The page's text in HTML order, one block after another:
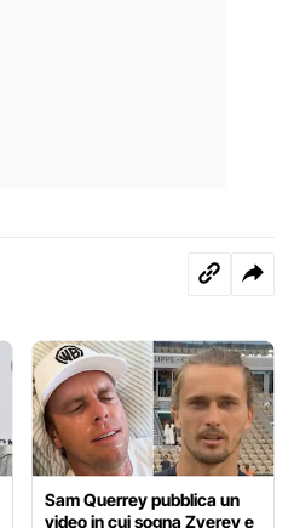
Sam Querrey pubblica un
video in cui sogna Zverev e